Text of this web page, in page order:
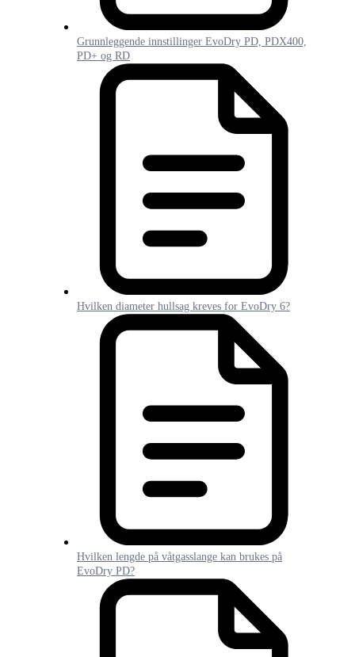
Grunnleggende innstillinger EvoDry PD, PDX400,
PD+ og RD
Hvilken diameter hullsag kreves for EvoDry 6?
Hvilken lengde på våtgasslange kan brukes på
EvoDry PD?